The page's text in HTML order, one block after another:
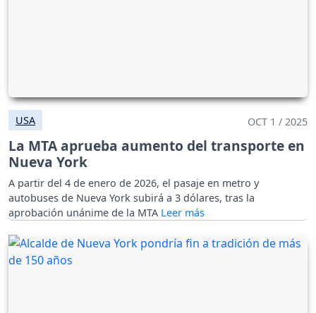
USA OCT 1 / 2025
La MTA aprueba aumento del transporte en
Nueva York
A partir del 4 de enero de 2026, el pasaje en metro y
autobuses de Nueva York subirá a 3 dólares, tras la
aprobación unánime de la MTA